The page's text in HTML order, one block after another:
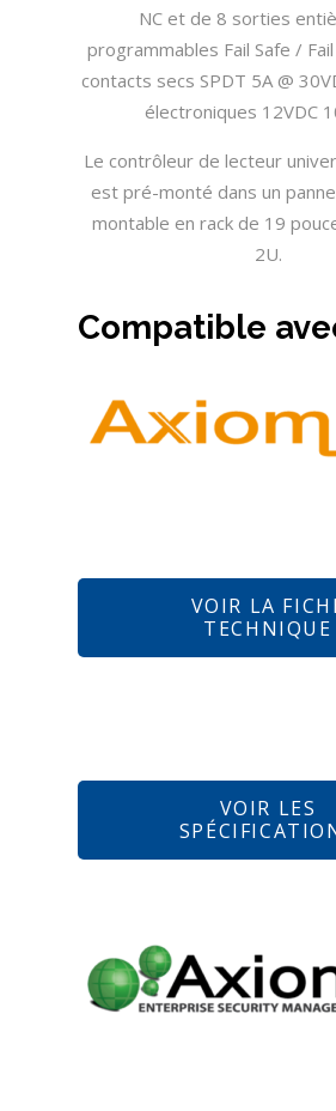
NC et de 8 sorties
programmables Fail Safe /
contacts secs SPDT 5A @
électroniques 12VDC
Le contrôleur de lecteur
est pré-monté dans un
montable en rack de 19
2U.
Compatible
VOIR LA
TECHNIQUE
VOIR LES